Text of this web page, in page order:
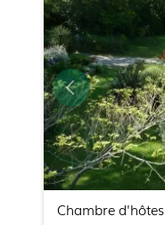
Chambre d'hôtes